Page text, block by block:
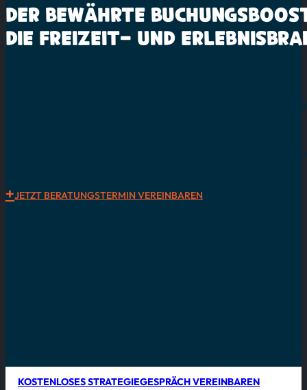
DER BEWÄHRTE
DIE FREIZEIT- UND
lebegeil media ist dein Partner für mehr Online-Buchungen und
Jahrelange Erfahrung und ein großes Netzwerk in der
JETZT BERATUNGSTERMIN VEREINBAREN
KOSTENLOSES STRATEGIEGESPRÄCH VEREINBAREN